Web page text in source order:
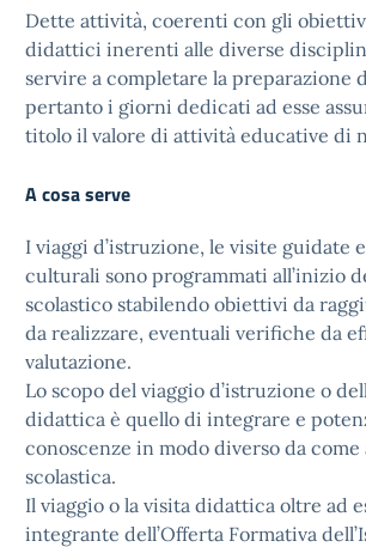
Dette attività, coerenti con gli
didattici inerenti alle diverse
servire a completare la preparazione
pertanto i giorni dedicati ad esse
titolo il valore di attività educative di
A cosa serve
I viaggi d’istruzione, le visite guidate
culturali sono programmati all’inizio
scolastico stabilendo obiettivi da
da realizzare, eventuali verifiche da
valutazione.
Lo scopo del viaggio d’istruzione o
didattica è quello di integrare e
conoscenze in modo diverso da come
scolastica.
Il viaggio o la visita didattica oltre ad
integrante dell’Offerta Formativa